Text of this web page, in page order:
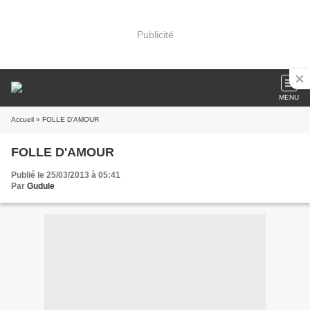
Publicité
MENU
Accueil » FOLLE D'AMOUR
FOLLE D'AMOUR
Publié le 25/03/2013 à 05:41
Par Gudule